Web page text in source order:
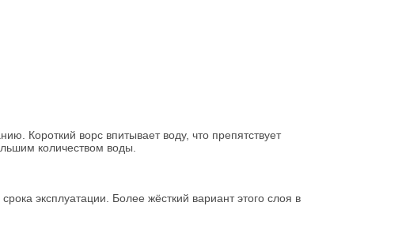
Короткий ворс впитывает воду, что препятствует
количеством воды.
эксплуатации. Более жёсткий вариант этого слоя в